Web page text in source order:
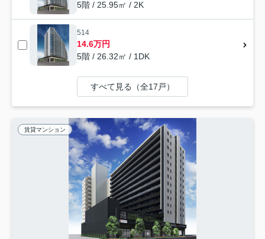
5階 / 25.95㎡ / 2K
514
14.6万円
5階 / 26.32㎡ / 1DK
すべて見る（全17戸）
賃貸マンション